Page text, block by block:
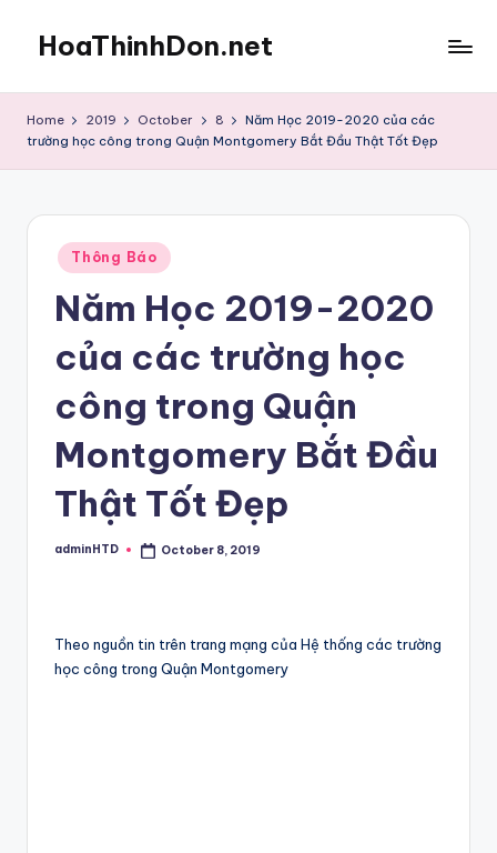
content
HoaThinhDon.net
in
Home 2019 October 8
Năm Học 2019-2020 của các
trường học công trong Quận Montgomery Bắt Đầu Thật Tốt Đẹp
Posted
in
Thông Báo
Năm Học 2019-2020
của các trường học
công trong Quận
Montgomery Bắt Đầu
Thật Tốt Đẹp
Posted
adminHTD October 8, 2019
Theo nguồn tin trên trang mạng của Hệ thống các trường
học công trong Quận Montgomery